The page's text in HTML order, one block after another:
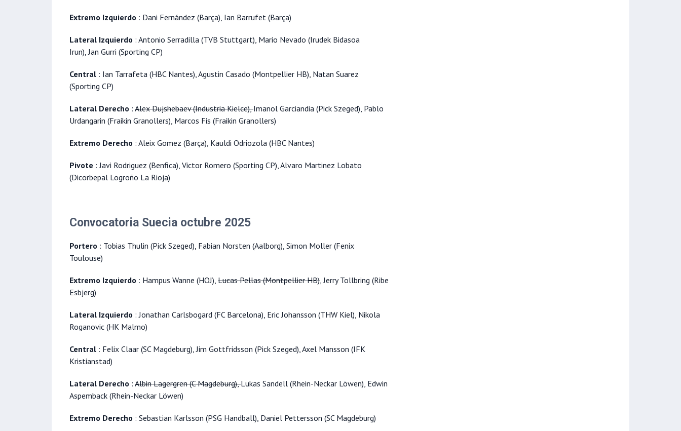
Extremo Izquierdo : Dani Fernández (Barça), Ian Barrufet (Barça)
Lateral Izquierdo : Antonio Serradilla (TVB Stuttgart), Mario Nevado (Irudek Bidasoa
Irun), Jan Gurri (Sporting CP)
Central : Ian Tarrafeta (HBC Nantes), Agustin Casado (Montpellier HB), Natan Suarez
(Sporting CP)
Lateral Derecho : Alex Dujshebaev (Industria Kielce),Imanol Garciandia (Pick Szeged), Pablo
Urdangarin (Fraikin Granollers), Marcos Fis (Fraikin Granollers)
Extremo Derecho : Aleix Gomez (Barça), Kauldi Odriozola (HBC Nantes)
Pivote : Javi Rodriguez (Benfica), Victor Romero (Sporting CP), Alvaro Martinez Lobato
(Dicorbepal Logroño La Rioja)
Convocatoria Suecia octubre 2025
Portero : Tobias Thulin (Pick Szeged), Fabian Norsten (Aalborg), Simon Moller (Fenix
Toulouse)
Extremo Izquierdo : Hampus Wanne (HOJ), Lucas Pellas (Montpellier HB) , Jerry Tollbring (Ribe
Esbjerg)
Lateral Izquierdo : Jonathan Carlsbogard (FC Barcelona), Eric Johansson (THW Kiel), Nikola
Roganovic (HK Malmo)
Central : Felix Claar (SC Magdeburg), Jim Gottfridsson (Pick Szeged), Axel Mansson (IFK
Kristianstad)
Lateral Derecho : Albin Lagergren (C Magdeburg),Lukas Sandell (Rhein-Neckar Löwen), Edwin
Aspemback (Rhein-Neckar Löwen)
Extremo Derecho : Sebastian Karlsson (PSG Handball), Daniel Pettersson (SC Magdeburg)